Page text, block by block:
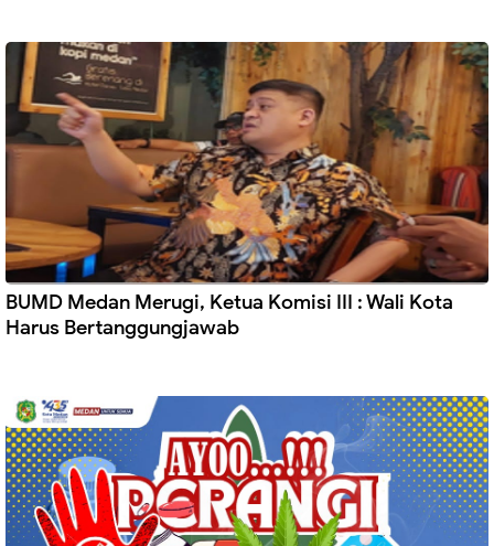
BUMD Medan Merugi, Ketua Komisi III : Wali Kota
Harus Bertanggungjawab